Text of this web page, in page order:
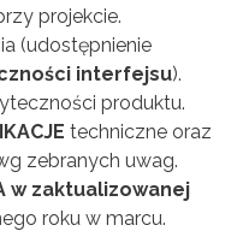
projekcie.
(udostępnienie
interfejsu).
produktu.
techniczne oraz
zebranych uwag.
w zaktualizowanej
roku w marcu.